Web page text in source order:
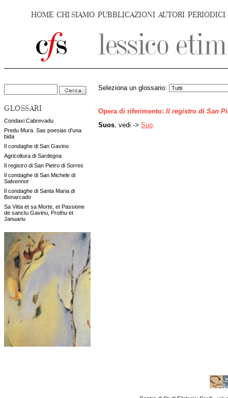
HOME CHI SIAMO PUBBLICAZIONI AUTORI PERIODICI
GLOSSARI
Condaxi Cabrevadu
Predu Mura. Sas poesias d'una
bida
Il condaghe di San Gavino
Agricoltura di Sardegna
Il registro di San Pietro di Sorres
Il condaghe di San Michele di
Salvennor
Il condaghe di Santa Maria di
Bonarcado
Sa Vitta et sa Morte, et Passione
de sanctu Gavinu, Prothu et
Januariu
Seleziona un glossario:
Opera di riferimento: Il registro di San
Suos , vedi -> Suo